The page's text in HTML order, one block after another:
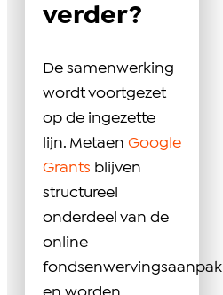
verder?
De samenwerking
wordt voortgezet
op de ingezette
lijn. Metaen Google
Grants blijven
structureel
onderdeel van de
online
fondsenwervingsaanpak